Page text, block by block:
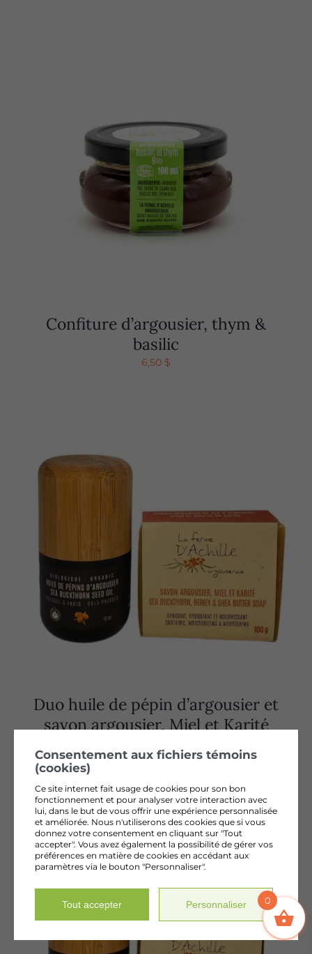
Confiture d’argousier, thym &
basilic
6,50 $
Duo huile de pépin d’argousier et
savon argousier, Miel et Karité
Consentement aux fichiers témoins
(cookies)
Ce site internet fait usage de cookies pour son bon
fonctionnement et pour analyser votre interaction avec
lui, dans le but de vous offrir une expérience personnalisée
et améliorée. Nous n'utiliserons des cookies que si vous
donnez votre consentement en cliquant sur "Tout
accepter". Vous avez également la possibilité de gérer vos
préférences en matière de cookies en accédant aux
paramètres via le bouton "Personnaliser".
Tout accepter Personnaliser 0